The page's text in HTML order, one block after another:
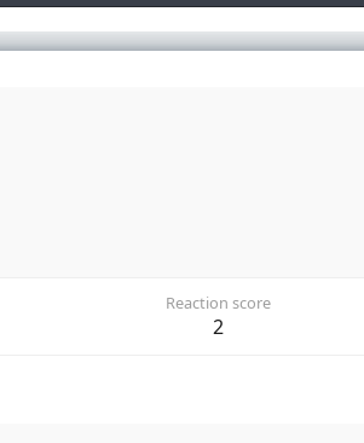
Reaction score
2